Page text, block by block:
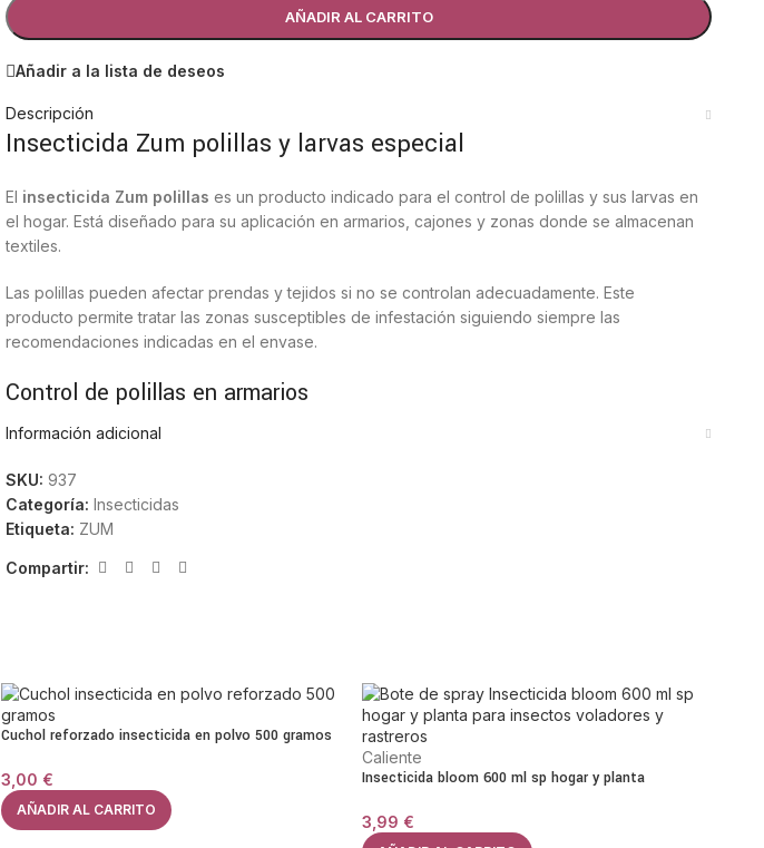
AÑADIR AL CARRITO
Añadir a la lista de deseos
Descripción
Insecticida Zum polillas y larvas especial
El insecticida Zum polillas es un producto indicado para el control de polillas y sus larvas en
el hogar. Está diseñado para su aplicación en armarios, cajones y zonas donde se almacenan
textiles.
Las polillas pueden afectar prendas y tejidos si no se controlan adecuadamente. Este
producto permite tratar las zonas susceptibles de infestación siguiendo siempre las
recomendaciones indicadas en el envase.
Control de polillas en armarios
El producto puede aplicarse en interiores de armarios, estanterías o espacios cerrados
Tratamiento frente a larvas
Características principales
Insecticida para polillas y larvas
Uso en armarios y zonas de almacenamiento
Aplicación doméstica siguiendo instrucciones
Indicado para textiles almacenados
Información adicional
SKU:937
Categoría: Insecticidas
Etiqueta: ZUM
Compartir:
Cuchol reforzado insecticida en polvo 500 gramos
3,00 €
AÑADIR AL CARRITO
Caliente
Insecticida bloom 600 ml sp hogar y planta
3,99 €